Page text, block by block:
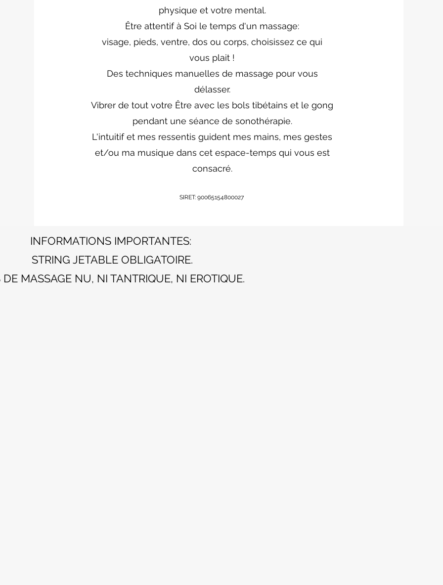
physique et votre mental.
Être attentif à Soi le temps d'un massage:
visage, pieds, ventre, dos ou corps, choisissez ce qui
vous plait !
Des techniques manuelles de massage pour vous
délasser.
Vibrer de tout votre Être avec les bols tibétains et le gong
pendant une séance de sonothérapie.
L'intuitif et mes ressentis guident mes mains, mes gestes
et/ou ma musique dans cet espace-temps qui vous est
consacré.
SIRET: 90065154800027
INFORMATIONS IMPORTANTES:
STRING JETABLE OBLIGATOIRE.
MASSAGE NU, NI TANTRIQUE, NI EROTIQUE.